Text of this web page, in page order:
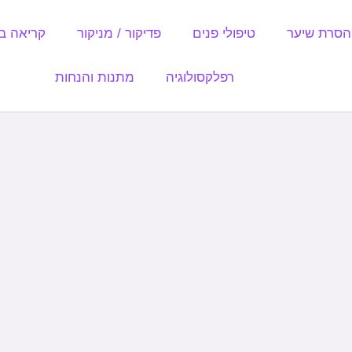
הסרת שיער טיפולי פנים פדיקור / מניקור קריאה
רפלקסולוגיה מתנות והנחות